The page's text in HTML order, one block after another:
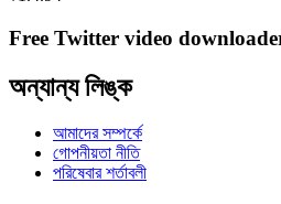
Free Twitter video
অন্যান্য লিঙ্ক
আমাদের সম্পর্কে
গোপনীয়তা নীতি
পরিষেবার শর্তাবলী